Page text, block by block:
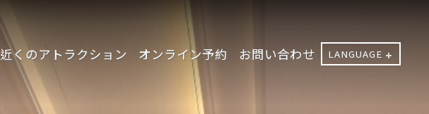
近くのアトラクション オンライン予約 お問い合わせ LANGUAGE